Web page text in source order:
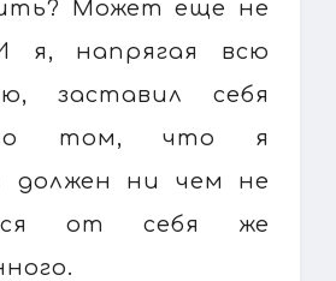
Может еще не
я, напрягая всю
заставил себя
о том, что я
должен ни чем не
от себя же